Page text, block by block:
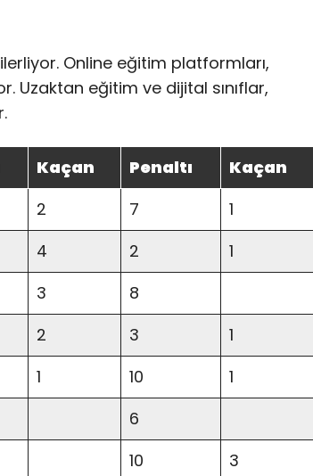
Online eğitim platformları,
Uzaktan eğitim ve dijital sınıflar,
Kaçan Penaltı
Kaçan
2 7
1
4 2
1
3
8
2 3
1
1 10
1
6
10
3